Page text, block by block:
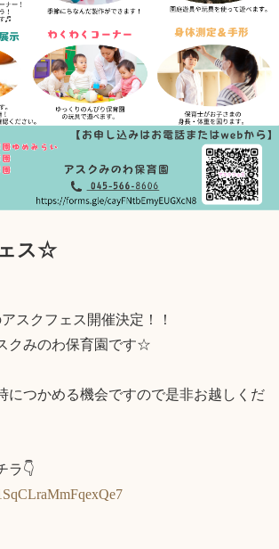
ホーム
利用者の声
プライバシーポリシー
ス☆
スクフェス開催決定！！
クみのわ保育園です☆
につかめる機会ですので是非お越しくだ